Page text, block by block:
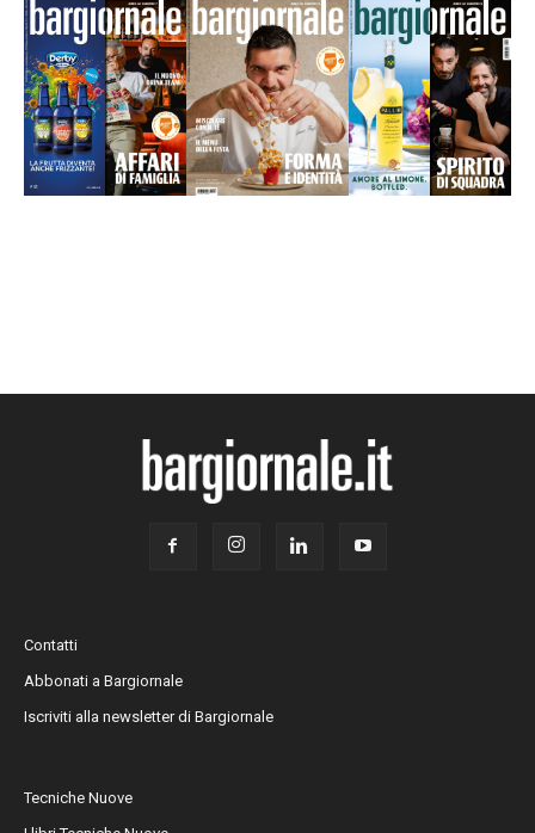
Contatti
Abbonati a Bargiornale
Iscriviti alla newsletter di Bargiornale
Tecniche Nuove